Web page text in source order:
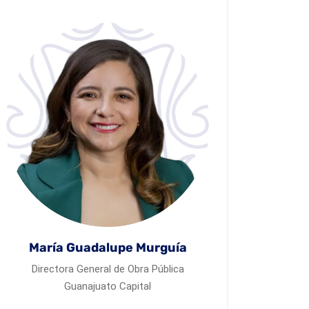
María Guadalupe Murguía
Directora General de Obra Pública
Guanajuato Capital